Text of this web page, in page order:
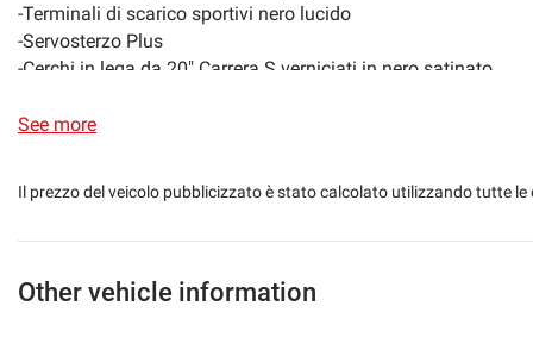
-Terminali di scarico sportivi nero lucido
-Servosterzo Plus
-Cerchi in lega da 20" Carrera S verniciati in nero satinato
-Fari principalia LED incluso Porsche Dynamic Light System
-Park Assist anteriore e posteriore
-Pacchetto fumatori
See more
Il prezzo del veicolo pubblicizzato è stato calcolato utilizzando tutte
Other vehicle information